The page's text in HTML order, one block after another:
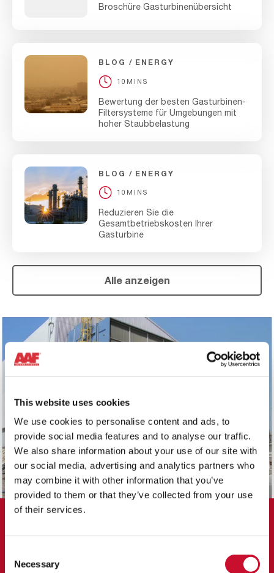
This website uses cookies
We use cookies to personalise content and ads, to
provide social media features and to analyse our traffic.
We also share information about your use of our site with
our social media, advertising and analytics partners who
may combine it with other information that you’ve
provided to them or that they’ve collected from your use
of their services.
Selection
Necessary
Broschüre Gasturbinenübersicht
BLOG ENERGY
10MINS
Bewertung der besten Gasturbinen-
Filtersysteme für Umgebungen mit
hoher Staubbelastung
BLOG ENERGY
10MINS
Reduzieren Sie die
Gesamtbetriebskosten Ihrer
Gasturbine
Alle anzeigen
Das ASC-System von AAF wandelt